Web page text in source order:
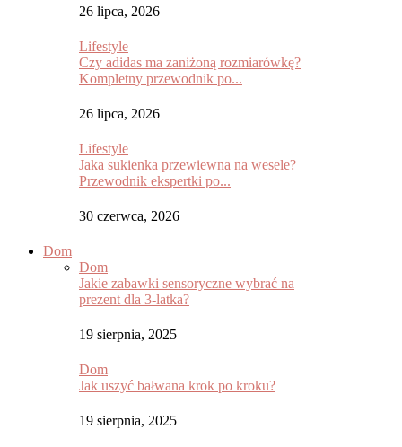
26 lipca, 2026
Lifestyle
Czy adidas ma zaniżoną rozmiarówkę?
Kompletny przewodnik po...
26 lipca, 2026
Lifestyle
Jaka sukienka przewiewna na wesele?
Przewodnik ekspertki po...
30 czerwca, 2026
Dom
Dom
Jakie zabawki sensoryczne wybrać na
prezent dla 3-latka?
19 sierpnia, 2025
Dom
Jak uszyć bałwana krok po kroku?
19 sierpnia, 2025